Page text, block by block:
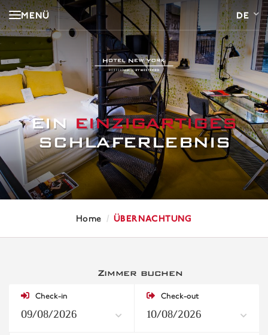
MENÜ
EINEINZIGARTIGES
SCHLAFERLEBNIS
Home / Übernachtung
Zimmer buchen
Check-in Check-out